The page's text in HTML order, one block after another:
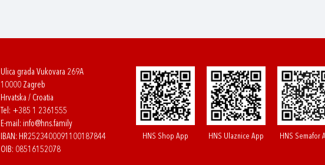
Ulica grada Vukovara 269A
10000 Zagreb
Hrvatska / Croatia
Tel: +385 1 2361555
E-mail: info@hns.family
IBAN: HR2523400091100187844
OIB: 08516152078
HNS Shop App HNS Ulaznice App HNS Semafor